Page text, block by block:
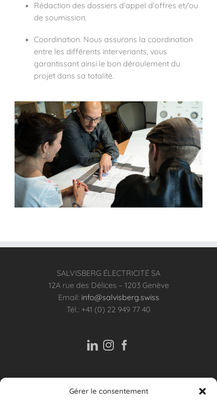
Gérer le consentement
Rédaction des dossiers d’appel d’offres et/ou
de soumission.
Coordination. Nous assurons la coordination
entre les différents intervenants, vous
garantissant ainsi le bon déroulement du
projet dans sa totalité.
SALVISBERG ÉLECTRICITÉ SA
12A rue des Délices – 1203 Genève
Email: info@salvisberg.swiss
Tél.: +41 (0) 22 949 77 40
ASSISTANCE